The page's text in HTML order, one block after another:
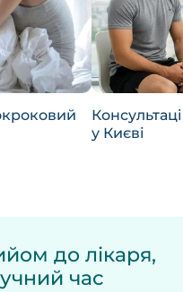
у Києві
до лікаря,
час